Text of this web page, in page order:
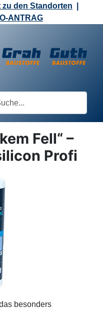
zu den Standorten
ANTRAG
Fell“ –
Profi
besonders